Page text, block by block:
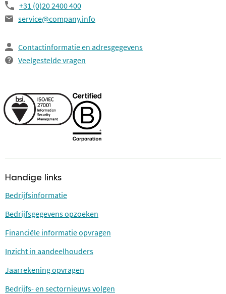
+31 (0)20 2400 400
service@company.info
Contactinformatie en adresgegevens
Veelgestelde vragen
Handige links
Bedrijfsinformatie
Bedrijfsgegevens opzoeken
Financiële informatie opvragen
Inzicht in aandeelhouders
Jaarrekening opvragen
Bedrijfs- en sectornieuws volgen